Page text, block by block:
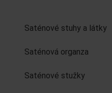
Saténové stuhy a látky
Saténová organza
Saténové stužky